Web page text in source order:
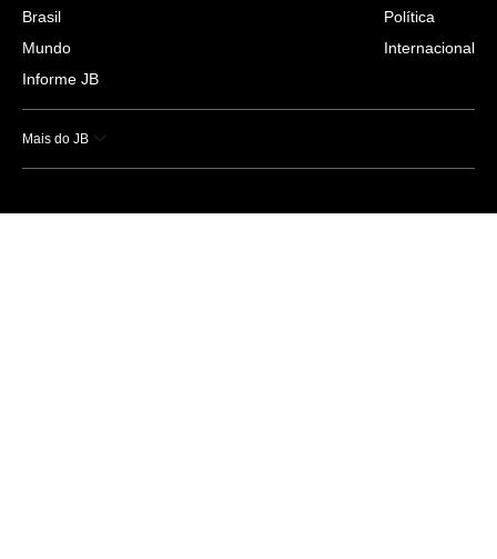
Brasil
Mundo
Informe JB
Política
Internacional
Mais do JB
Esportes